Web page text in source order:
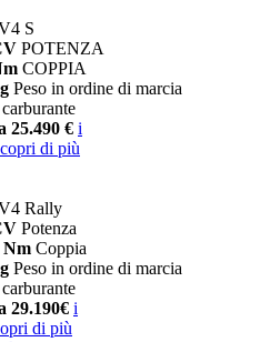
S
POTENZA
COPPIA
Peso in ordine di marcia
25.490 € i
di più
Rally
Potenza
Nm Coppia
Peso in ordine di marcia
29.190€ i
di più